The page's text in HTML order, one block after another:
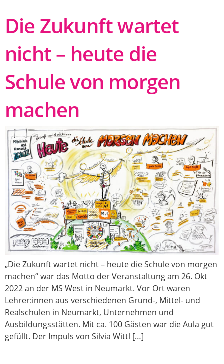
Die Zukunft wartet
nicht – heute die
Schule von morgen
machen
„Die Zukunft wartet nicht – heute die Schule von morgen
machen“ war das Motto der Veranstaltung am 26. Okt
2022 an der MS West in Neumarkt. Vor Ort waren
Lehrer:innen aus verschiedenen Grund-, Mittel- und
Realschulen in Neumarkt, Unternehmen und
Ausbildungsstätten. Mit ca. 100 Gästen war die Aula gut
gefüllt. Der Impuls von Silvia Wittl […]